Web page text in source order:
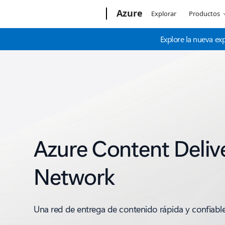
Azure Explorar Productos
Explore la nueva
Azure Content
Network
Una red de entrega de contenido rápida y